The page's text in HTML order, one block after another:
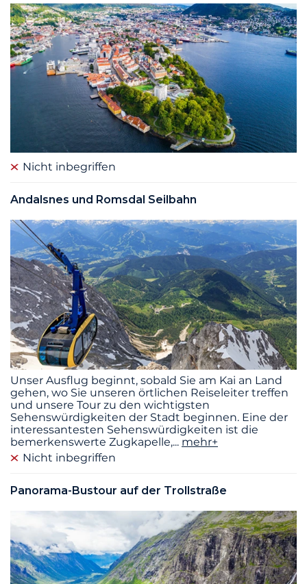
Nicht inbegriffen
Andalsnes und Romsdal Seilbahn
Unser Ausflug beginnt, sobald Sie am Kai an Land
gehen, wo Sie unseren örtlichen Reiseleiter treffen
und unsere Tour zu den wichtigsten
Sehenswürdigkeiten der Stadt beginnen. Eine der
interessantesten Sehenswürdigkeiten ist die
bemerkenswerte Zugkapelle,... mehr+
Nicht inbegriffen
Panorama-Bustour auf der Trollstraße